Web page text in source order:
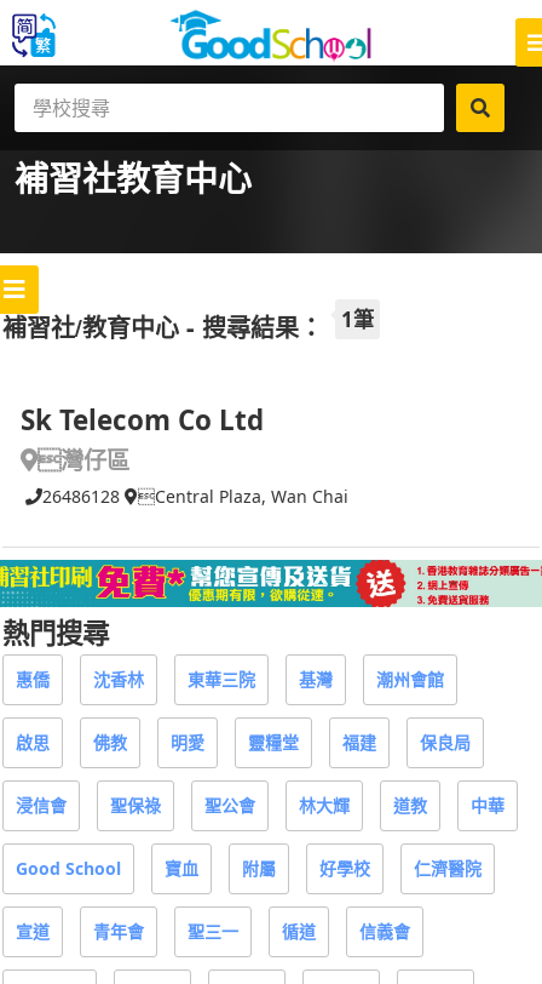
補習社教育中心
補習社/教育中心 - 搜尋結果： 1筆
Sk Telecom Co Ltd
灣仔區
26486128 Central Plaza, Wan Chai
熱門搜尋
惠僑 沈香林 東華三院 基灣 潮州會館
啟思 佛教 明愛 靈糧堂 福建 保良局
浸信會 聖保祿 聖公會 林大輝 道教 中華
Good School 寶血 附屬 好學校 仁濟醫院
宣道 青年會 聖三一 循道 信義會